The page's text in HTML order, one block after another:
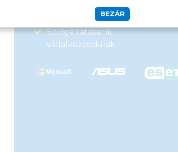
50 000 Ft felett ingyenes szállítás
Szolgáltatásaink
vállalkozásoknak
BEZÁR